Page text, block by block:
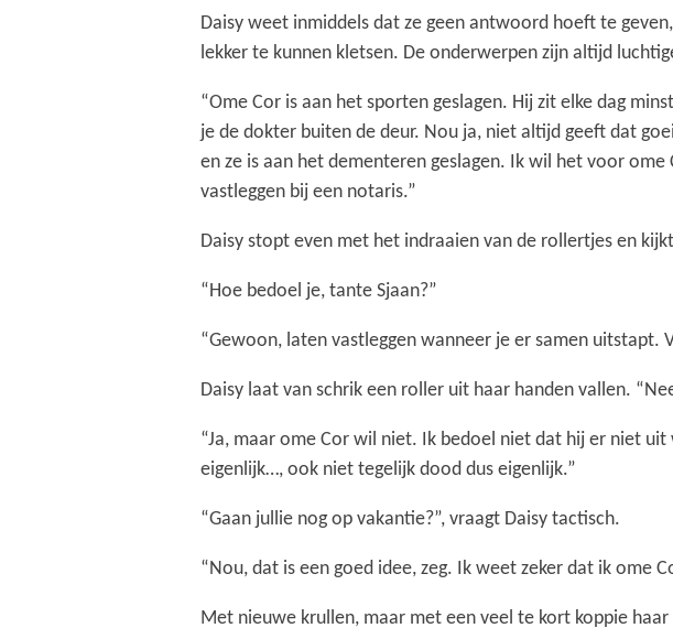
Daisy weet inmiddels dat ze geen antwoord hoeft te
lekker te kunnen kletsen. De onderwerpen zijn altijd
“Ome Cor is aan het sporten geslagen. Hij zit elke dag
je de dokter buiten de deur. Nou ja, niet altijd geeft dat
en ze is aan het dementeren geslagen. Ik wil het voor
vastleggen bij een notaris.”
Daisy stopt even met het indraaien van de rollertjes en
“Hoe bedoel je, tante Sjaan?”
“Gewoon, laten vastleggen wanneer je er samen uitstapt.
Daisy laat van schrik een roller uit haar handen vallen.
“Ja, maar ome Cor wil niet. Ik bedoel niet dat hij er niet
eigenlijk…, ook niet tegelijk dood dus eigenlijk.”
“Gaan jullie nog op vakantie?”, vraagt Daisy tactisch.
“Nou, dat is een goed idee, zeg. Ik weet zeker dat ik ome
Met nieuwe krullen, maar met een veel te kort koppie